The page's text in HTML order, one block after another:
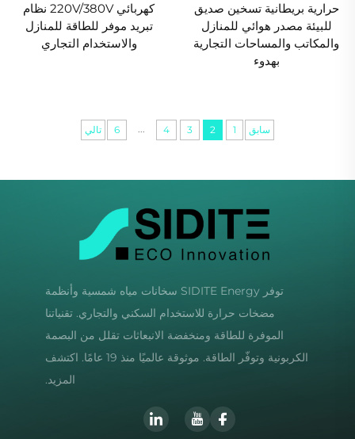
حرارية بريطانية تسخين صديق
للبيئة مصدر هوائي للمنازل
والمكاتب والمساحات التجارية
بهدوء
كهربائي 220V/380V نظام
تبريد موفر للطاقة للمنازل
والاستخدام التجاري
سابق 1
2
3
4
6 تالي
توفر SIDITE Energy سخانات مياه شمسية وأنظمة
مضخات حرارة للاستخدام السكني والتجاري. تقنياتنا
الموفرة للطاقة ومنخفضة الانبعاثات تقلل من البصمة
الكربونية وتوفّر الطاقة. موثوقة عالميًا منذ 19 عامًا. اكتشف
المزيد.